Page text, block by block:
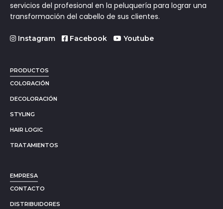
servicios del profesional en la peluquería para lograr una
transformación del cabello de sus clientes.
Instagram Facebook Youtube
PRODUCTOS
COLORACIÓN
DECOLORACIÓN
STYLING
HAIR LOGIC
TRATAMIENTOS
EMPRESA
CONTACTO
DISTRIBUIDORES